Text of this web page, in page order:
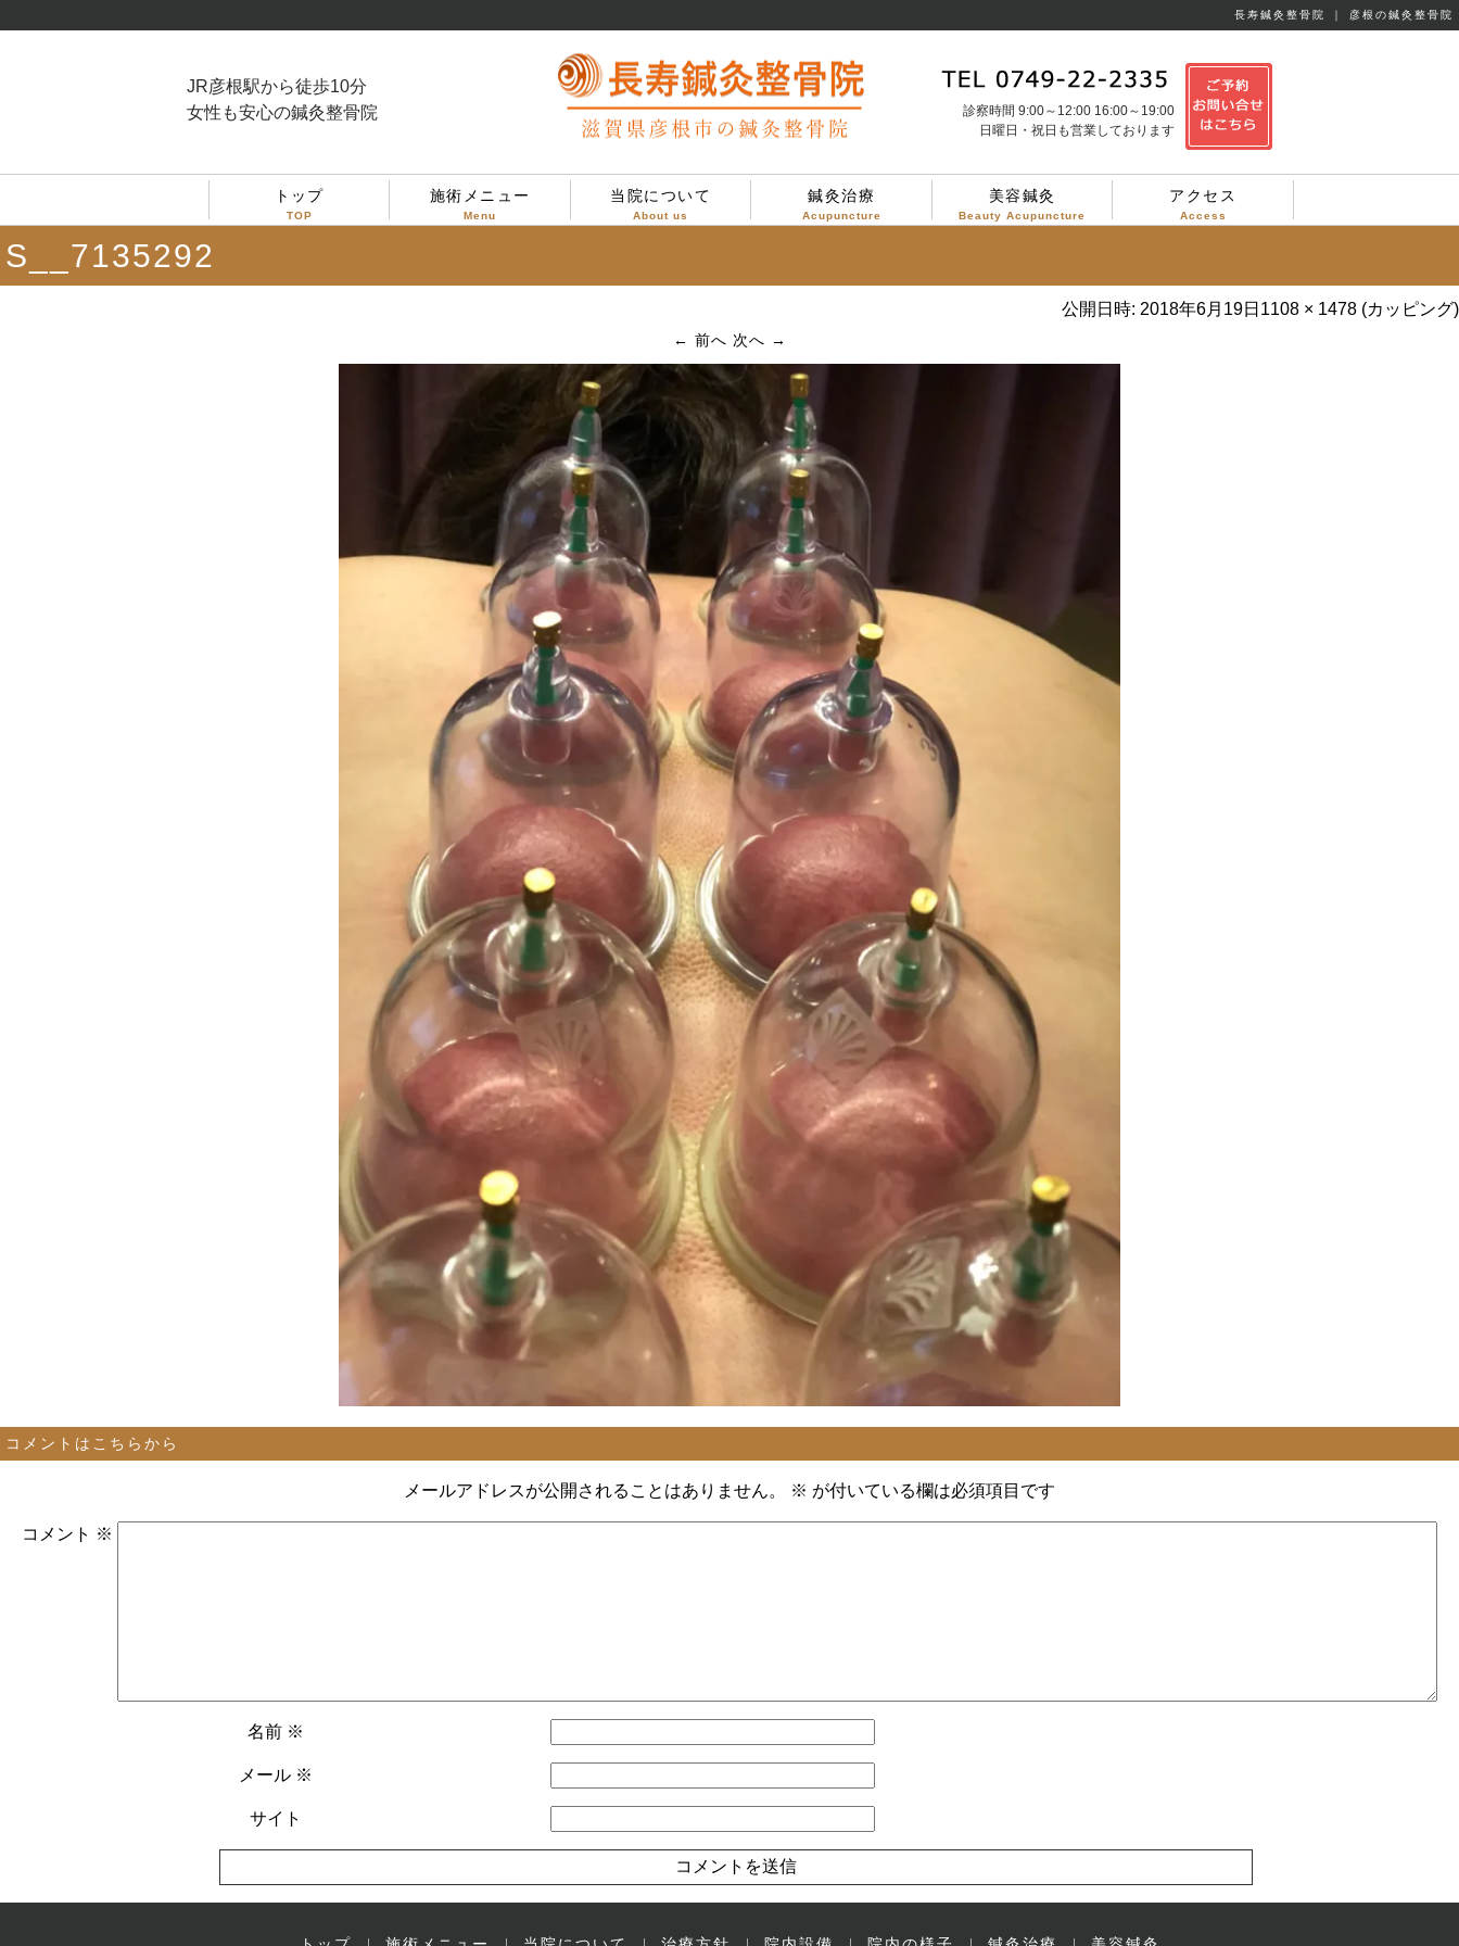
長寿鍼灸整骨院 ｜ 彦根の鍼灸整骨院
JR彦根駅から徒歩10分
女性も安心の鍼灸整骨院
診察時間 9:00～12:00 16:00～19:00
日曜日・祝日も営業しております
トップ
TOP
施術メニュー
Menu
当院について
About us
鍼灸治療
Acupuncture
美容鍼灸
Beauty Acupuncture
アクセス
Access
S__7135292
公開日時: 2018年6月19日 1108 × 1478 (カッピング)
← 前へ 次へ →
コメントはこちらから
メールアドレスが公開されることはありません。 ※ が付いている欄は必須項目です
コメント ※
名前 ※
メール ※
サイト